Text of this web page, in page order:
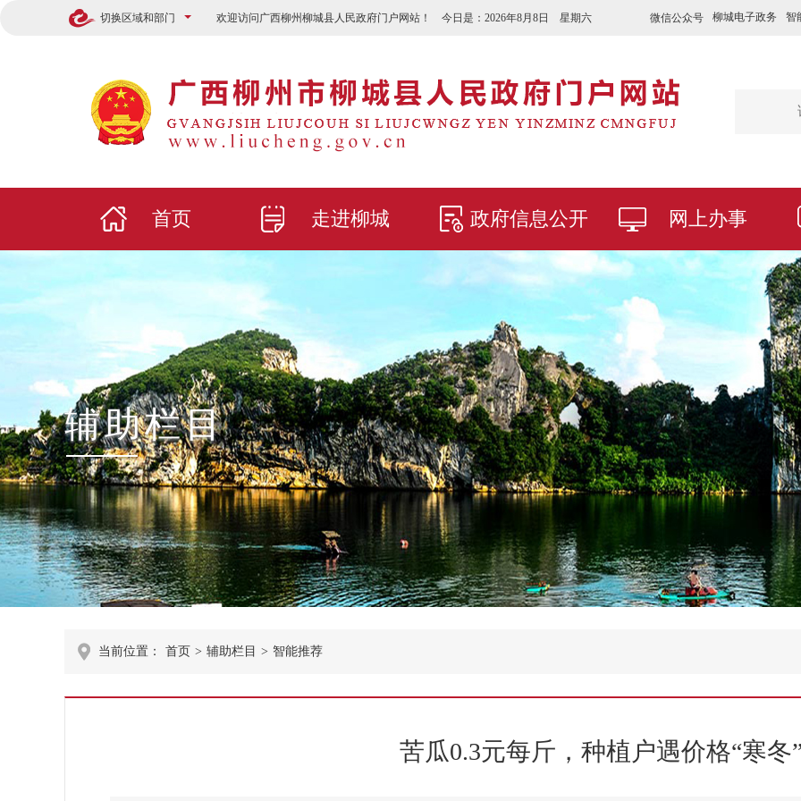
切换区域和部门 微信公众号 柳城电子政务 智
欢迎访问广西柳州柳城县人民政府门户网站！ 今日是： 2026年8月8日 星期六
首页 走进柳城 政府信息公开 网上办事
辅助栏目
当前位置： 首页 > 辅助栏目 > 智能推荐
苦瓜0.3元每斤，种植户遇价格“寒冬